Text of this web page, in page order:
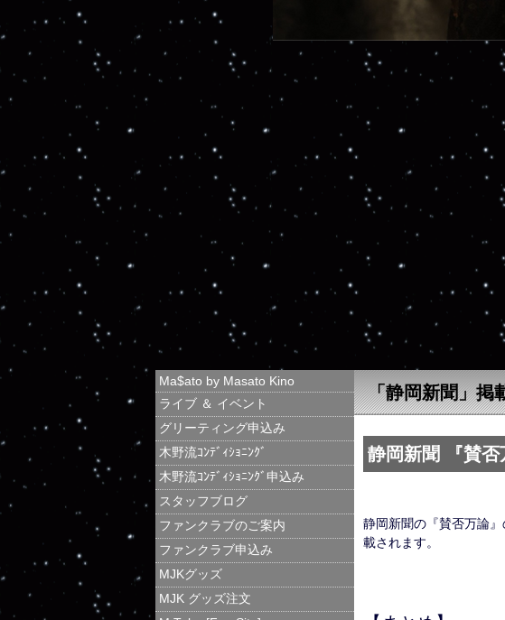
「静岡新聞」掲
静岡新聞 『賛
静岡新聞の『賛否万論
載されます。
Ma$ato by Masato Kino
ライブ ＆ イベント
グリーティング申込み
木野流ｺﾝﾃﾞｨｼｮﾆﾝｸﾞ
木野流ｺﾝﾃﾞｨｼｮﾆﾝｸﾞ申込み
スタッフブログ
ファンクラブのご案内
ファンクラブ申込み
MJKグッズ
MJK グッズ注文